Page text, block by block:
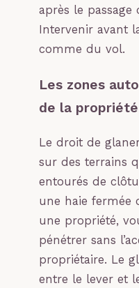
après le
Intervenir avant
comme du vol.
Les zones
de la
Le droit de
sur des terrains
entourés de
une haie fermée
une propriété,
pénétrer sans
propriétaire. Le
entre le lever et